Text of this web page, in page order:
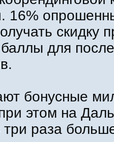
16%
скидку
для
бонусные
этом на
три раза